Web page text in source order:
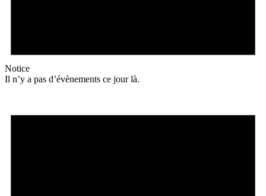
Notice
Il n’y a pas d’évènements ce jour là.